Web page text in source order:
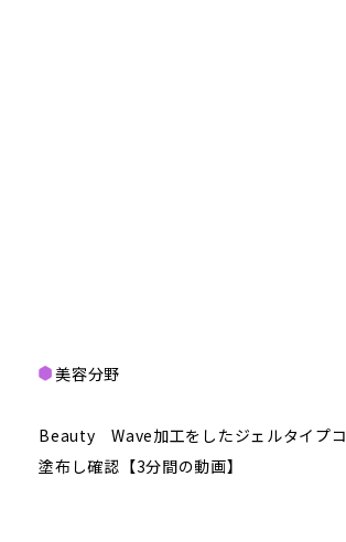
美容分野
Beauty Wave加工をしたジェルタイプ
塗布し確認【3分間の動画】